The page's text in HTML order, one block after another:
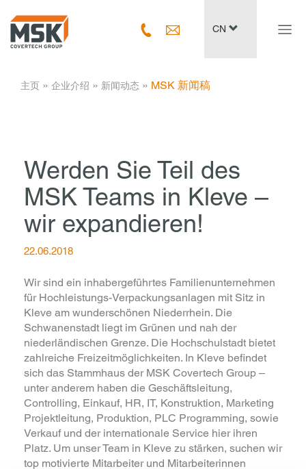
CN
主页 ­ » ­ 企业介绍 ­ » ­ 新闻动态 ­ » ­ MSK 新闻稿
Werden Sie Teil des
MSK Teams in Kleve –
wir expandieren!
22.06.2018
Wir sind ein inhabergeführtes Familienunternehmen
für Hochleistungs-Verpackungsanlagen mit Sitz in
Kleve am wunderschönen Niederrhein. Die
Schwanenstadt liegt im Grünen und nah der
niederländischen Grenze. Die Hochschulstadt bietet
zahlreiche Freizeitmöglichkeiten. In Kleve befindet
sich das Stammhaus der MSK Covertech Group –
unter anderem haben die Geschäftsleitung,
Controlling, Einkauf, HR, IT, Konstruktion, Marketing
Projektleitung, Produktion, PLC Programming, sowie
Verkauf und der internationale Service hier ihren
Platz. Um unser Team in Kleve zu stärken, suchen wir
top motivierte Mitarbeiter und Mitarbeiterinnen